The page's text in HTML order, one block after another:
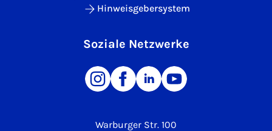
Warburger Str. 100
Hinweisgebersystem
Soziale Netzwerke